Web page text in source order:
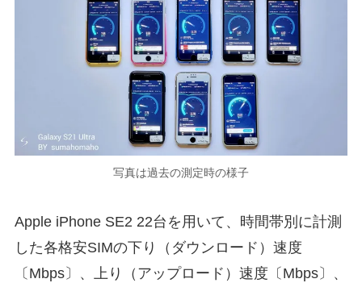
写真は過去の測定時の様子
Apple iPhone SE2 22台を用いて、時間帯別に計測
した各格安SIMの下り（ダウンロード）速度
〔Mbps〕、上り（アップロード）速度〔Mbps〕、